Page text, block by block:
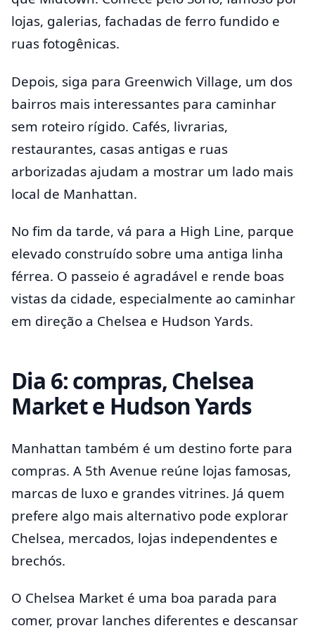
lojas, galerias, fachadas de ferro fundido e
ruas fotogênicas.
Depois, siga para Greenwich Village, um dos
bairros mais interessantes para caminhar
sem roteiro rígido. Cafés, livrarias,
restaurantes, casas antigas e ruas
arborizadas ajudam a mostrar um lado mais
local de Manhattan.
No fim da tarde, vá para a High Line, parque
elevado construído sobre uma antiga linha
férrea. O passeio é agradável e rende boas
vistas da cidade, especialmente ao caminhar
em direção a Chelsea e Hudson Yards.
Dia 6: compras, Chelsea
Market e Hudson Yards
Manhattan também é um destino forte para
compras. A 5th Avenue reúne lojas famosas,
marcas de luxo e grandes vitrines. Já quem
prefere algo mais alternativo pode explorar
Chelsea, mercados, lojas independentes e
brechós.
O Chelsea Market é uma boa parada para
comer, provar lanches diferentes e descansar